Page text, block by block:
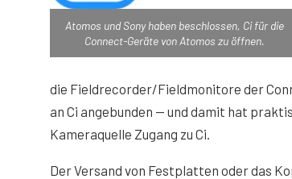
Atomos und Sony haben beschlossen, Ci für die
Connect-Geräte von Atomos zu öffnen.
die Fieldrecorder/Fieldmonitore der
an Ci angebunden — und damit hat
Kameraquelle Zugang zu Ci.
Der Versand von Festplatten oder das